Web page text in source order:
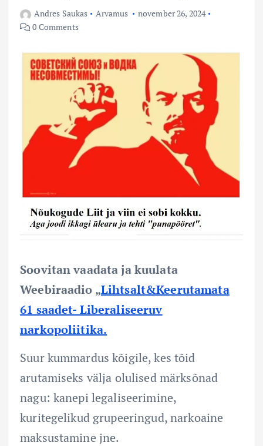
Andres Saukas Arvamus
november 26, 2024
0 Comments
Soovitan vaadata ja kuulata
Weebiraadio „Lihtsalt&Keerutamata
61 saadet- Liberaliseeruv
narkopoliitika.
Suur kummardus kõigile, kes tõid
arutamiseks välja olulised märksõnad
nagu: kanepi legaliseerimine,
kuritegelikud grupeeringud, narkoaine
maksustamine jne.